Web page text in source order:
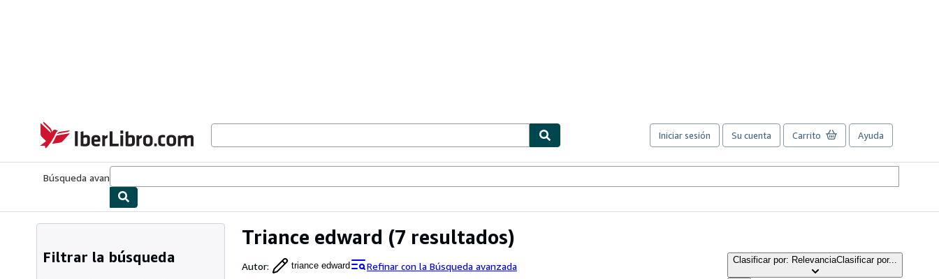
IberLibro.com
Iniciar sesión Su cuenta Carrito Ayuda
Búsqueda avanzada
Triance edward (7 resultados)
Autor: triance edward Refinar con la Búsqueda avanzada Clasificar por: RelevanciaClasificar por...
Filtrar la búsqueda